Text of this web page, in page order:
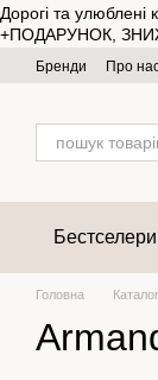
Перейти до
Дорогі та
+ПОДАРУНОК,
Бренди Про
Бестселери
Головна Каталог